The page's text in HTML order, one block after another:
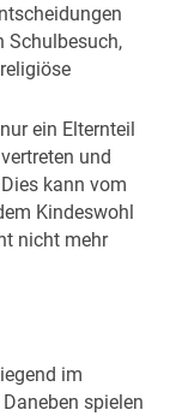
Schulbesuch,
ein Elternteil
und
kann vom
Kindeswohl
nicht mehr
im
spielen